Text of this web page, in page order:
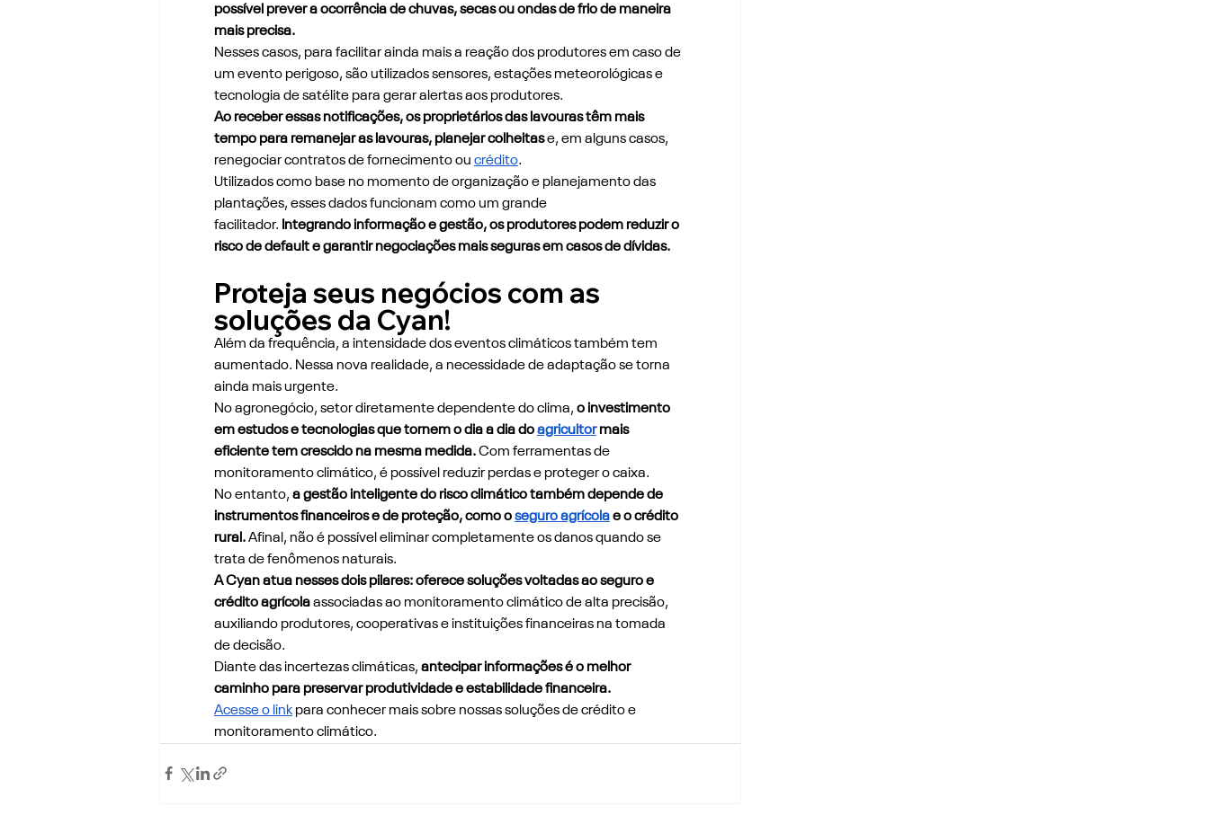
possível prever a ocorrência de chuvas, secas ou ondas de frio de maneira
mais precisa.
Nesses casos, para facilitar ainda mais a reação dos produtores em caso de
um evento perigoso, são utilizados sensores, estações meteorológicas e
tecnologia de satélite para gerar alertas aos produtores.
Ao receber essas notificações, os proprietários das lavouras têm mais
tempo para remanejar as lavouras, planejar colheitas e, em alguns casos,
renegociar contratos de fornecimento ou crédito.
Utilizados como base no momento de organização e planejamento das
plantações, esses dados funcionam como um grande
facilitador. Integrando informação e gestão, os produtores podem reduzir o
risco de default e garantir negociações mais seguras em casos de dívidas.
Proteja seus negócios com as
soluções da Cyan!
Além da frequência, a intensidade dos eventos climáticos também tem
aumentado. Nessa nova realidade, a necessidade de adaptação se torna
ainda mais urgente.
No agronegócio, setor diretamente dependente do clima, o investimento
em estudos e tecnologias que tornem o dia a dia do agricultor mais
eficiente tem crescido na mesma medida. Com ferramentas de
monitoramento climático, é possível reduzir perdas e proteger o caixa.
No entanto, a gestão inteligente do risco climático também depende de
instrumentos financeiros e de proteção, como o seguro agrícola e o crédito
rural. Afinal, não é possível eliminar completamente os danos quando se
trata de fenômenos naturais.
A Cyan atua nesses dois pilares: oferece soluções voltadas ao seguro e
crédito agrícola associadas ao monitoramento climático de alta precisão,
auxiliando produtores, cooperativas e instituições financeiras na tomada
de decisão.
Diante das incertezas climáticas, antecipar informações é o melhor
caminho para preservar produtividade e estabilidade financeira.
Acesse o link para conhecer mais sobre nossas soluções de crédito e
monitoramento climático.